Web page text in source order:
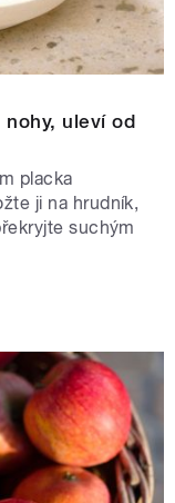
uleví od
placka
ji na hrudník,
suchým